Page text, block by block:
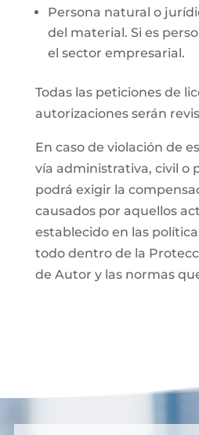
Persona natural o
del material. Si es
el sector empresarial.
Todas las peticiones de
autorizaciones serán
En caso de violación de
vía administrativa, civil o
podrá exigir la
causados por aquellos
establecido en las
todo dentro de la
de Autor y las normas